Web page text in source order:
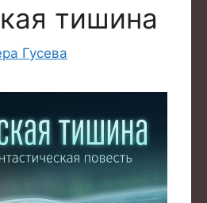
тишина
Гусева